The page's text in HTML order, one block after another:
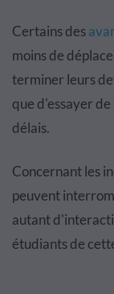
Certains des
moins de
terminer leurs
que d'essayer
délais.
Concernant les
peuvent
autant
étudiants de